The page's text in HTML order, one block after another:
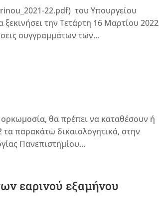
22.pdf) του Υπουργείου
την Τετάρτη 16 Μαρτίου 2022
συγγραμμάτων των...
θα πρέπει να καταθέσουν ή
τα παρακάτω δικαιολογητικά, στην
Πανεπιστημίου...
εαρινού εξαμήνου